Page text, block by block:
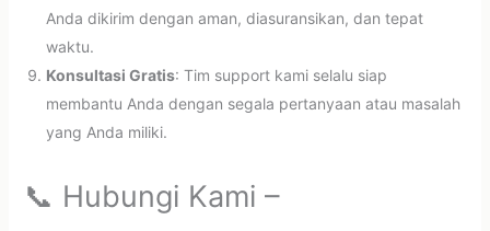
Anda dikirim dengan aman, diasuransikan, dan tepat
waktu.
Konsultasi Gratis: Tim support kami selalu siap
membantu Anda dengan segala pertanyaan atau masalah
yang Anda miliki.
📞 Hubungi Kami –